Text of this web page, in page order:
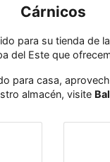
Cárnicos
para su tienda de
del Este que
para casa,
almacén, visite